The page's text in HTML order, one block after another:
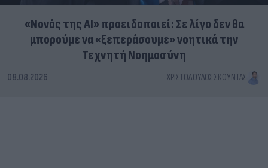
«Νονός της AI» προειδοποιεί: Σε λίγο δεν θα
μπορούμε να «ξεπεράσουμε» νοητικά την
Τεχνητή Νοημοσύνη
08.08.2026 ΧΡΙΣΤΌΔΟΥΛΟΣ ΣΚΟΎΝΤΑΣ